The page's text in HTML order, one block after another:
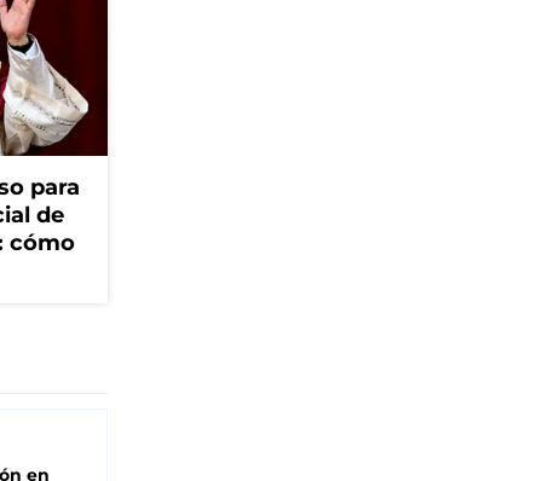
para
de
cómo
en